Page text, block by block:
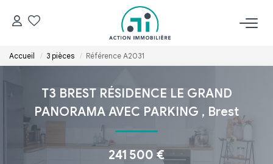
ACCUEIL
NOS BIENS
Louer
Accueil 3 pièces Référence A2031
T3 BREST RÉSIDENCE LE GRAND
PANORAMA AVEC PARKING , Brest
241 500 €